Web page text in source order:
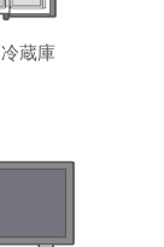
蔵庫